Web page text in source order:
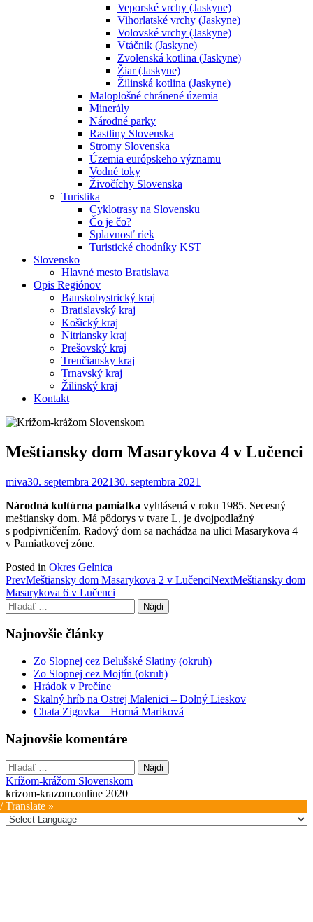
Veporské vrchy (Jaskyne)
Vihorlatské vrchy (Jaskyne)
Volovské vrchy (Jaskyne)
Vtáčnik (Jaskyne)
Zvolenská kotlina (Jaskyne)
Žiar (Jaskyne)
Žilinská kotlina (Jaskyne)
Maloplošné chránené územia
Minerály
Národné parky
Rastliny Slovenska
Stromy Slovenska
Územia európskeho významu
Vodné toky
Živočíchy Slovenska
Turistika
Cyklotrasy na Slovensku
Čo je čo?
Splavnosť riek
Turistické chodníky KST
Slovensko
Hlavné mesto Bratislava
Opis Regiónov
Banskobystrický kraj
Bratislavský kraj
Košický kraj
Nitriansky kraj
Prešovský kraj
Trenčiansky kraj
Trnavský kraj
Žilinský kraj
Kontakt
Meštiansky dom Masarykova 4 v Lučenci
miva30. septembra 202130. septembra 2021
Národná kultúrna pamiatka vyhlásená v roku 1985. Secesný
meštiansky dom. Má pôdorys v tvare L, je dvojpodlažný
s podpivničením. Radový dom sa nachádza na ulici Masarykova 4
v Pamiatkovej zóne.
Posted in Okres Gelnica
Post
navigation
PrevMeštiansky dom Masarykova 2 v LučenciNextMeštiansky dom
Masarykova 6 v Lučenci
Hľadať:
Najnovšie články
Zo Slopnej cez Belušské Slatiny (okruh)
Zo Slopnej cez Mojtín (okruh)
Hrádok v Prečíne
Skalný hríb na Ostrej Malenici – Dolný Lieskov
Chata Zigovka – Horná Mariková
Najnovšie komentáre
Hľadať:
Krížom-krážom Slovenskom
krizom-krazom.online 2020
Translate »